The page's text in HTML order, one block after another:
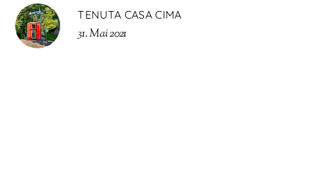
TENUTA CASA CIMA
31. Mai 2021